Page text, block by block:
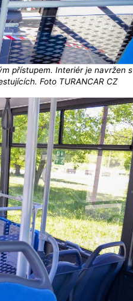
přístupem. Interiér je navržen s
Foto TURANCAR CZ